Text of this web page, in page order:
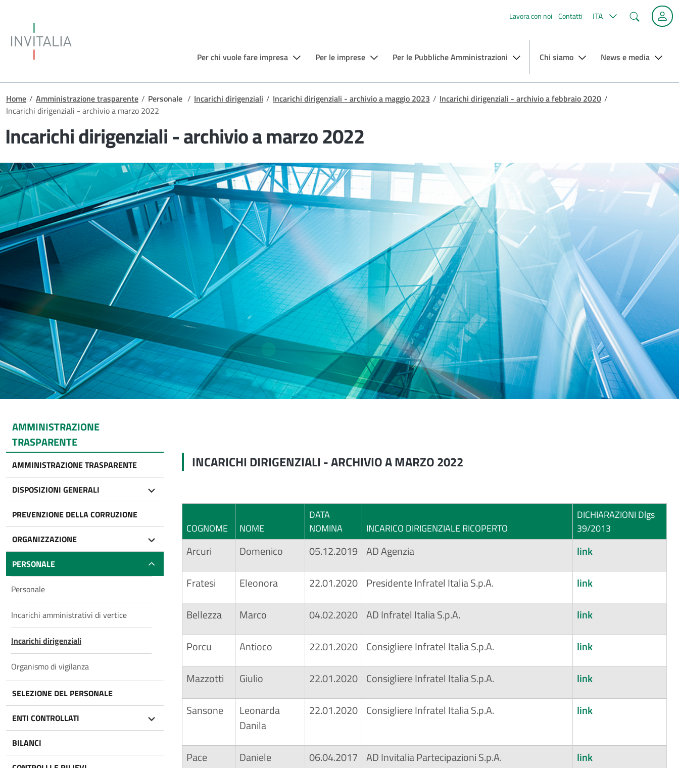
Lavora con noi Contatti ITA Cerca
Per chi vuole fare impresa Per le imprese Per le Pubbliche Amministrazioni Chi siamo News e media
Briciole di pane
Home / Amministrazione trasparente / Personale / Incarichi dirigenziali / Incarichi dirigenziali - archivio a maggio 2023 / Incarichi dirigenziali - archivio a febbraio 2020 /
Incarichi dirigenziali - archivio a marzo 2022
Incarichi dirigenziali - archivio a marzo 2022
AMMINISTRAZIONE
TRASPARENTE
AMMINISTRAZIONE TRASPARENTE
DISPOSIZIONI GENERALI
PREVENZIONE DELLA CORRUZIONE
ORGANIZZAZIONE
PERSONALE
Personale
Incarichi amministrativi di vertice
Incarichi dirigenziali
Organismo di vigilanza
SELEZIONE DEL PERSONALE
ENTI CONTROLLATI
BILANCI
INCARICHI DIRIGENZIALI - ARCHIVIO A MARZO 2022
COGNOME NOME
DATA
NOMINA
INCARICO DIRIGENZIALE RICOPERTO
DICHIARAZIONI Dlgs
39/2013
Arcuri Domenico 05.12.2019 AD Agenzia link
Fratesi Eleonora 22.01.2020 Presidente Infratel Italia S.p.A. link
Bellezza Marco 04.02.2020 AD Infratel Italia S.p.A. link
Porcu Antioco 22.01.2020 Consigliere Infratel Italia S.p.A. link
Mazzotti Giulio 22.01.2020 Consigliere Infratel Italia S.p.A. link
Sansone
Leonarda
Danila
22.01.2020 Consigliere Infratel Italia S.p.A. link
Pace Daniele 06.04.2017 AD Invitalia Partecipazioni S.p.A. link